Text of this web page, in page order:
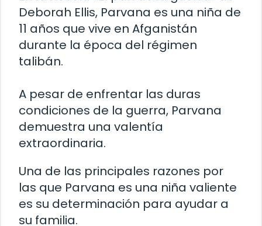
Deborah Ellis, Parvana es una niña de
11 años que vive en Afganistán
durante la época del régimen
talibán.
A pesar de enfrentar las duras
condiciones de la guerra, Parvana
demuestra una valentía
extraordinaria.
Una de las principales razones por
las que Parvana es una niña valiente
es su determinación para ayudar a
su familia.